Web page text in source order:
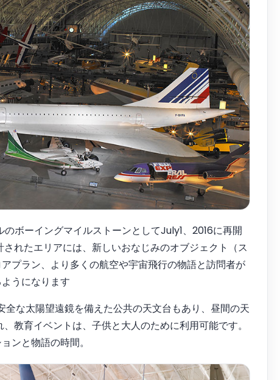
ボーイングマイルストーンとしてJuly1、2016に再開
れたエリアには、新しいおなじみのオブジェクト（ス
プラン、より多くの航空や宇宙飛行の物語と訪問者が
うになります
な太陽望遠鏡を備えた公共の天文台もあり、昼間の天
教育イベントは、子供と大人のために利用可能です。
ンと物語の時間。